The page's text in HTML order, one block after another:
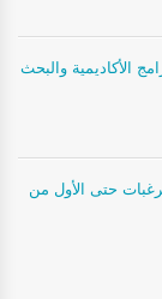
الأكاديمية والبحث
حتى الأول من